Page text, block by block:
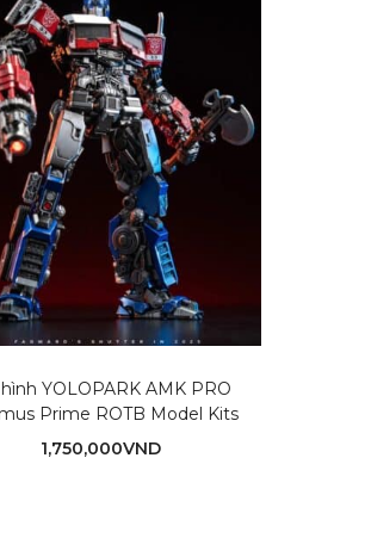
YOLOPARK AMK PRO
Prime ROTB Model Kits
1,750,000VND